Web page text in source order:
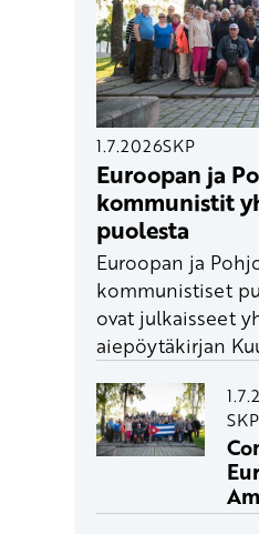
1.7.2026SKP
Euroopan ja
kommunistit
puolesta
Euroopan ja
kommunistiset
ovat julkaisseet
aiepöytäkirjan
SKP